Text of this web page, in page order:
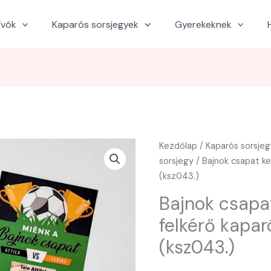
Kaparós sorsjegyek Gyerekeknek
Kezdőlap /Kaparós
sorsjegy / Bajnok csapat
(ksz043.)
Bajnok
felkérő
(ksz043.)